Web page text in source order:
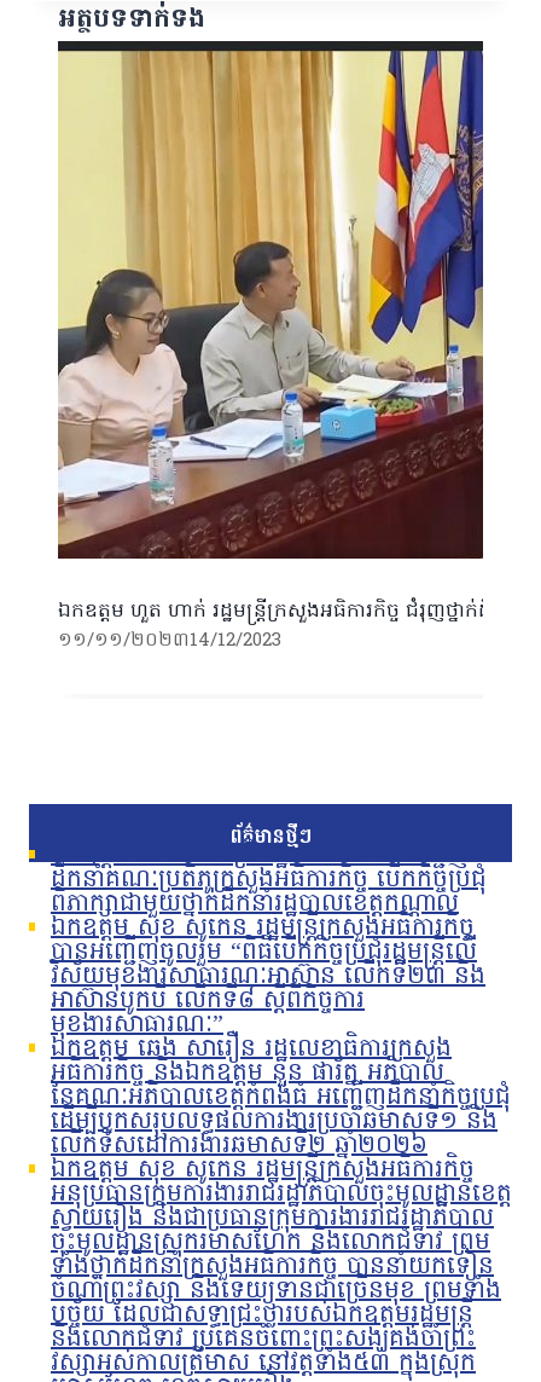
អត្ថបទទាក់ទង
ឯកឧត្តម ហួត ហាក់ រដ្ឋមន្ត្រីក្រសួងអធិការកិច្ច ជំរុញថ្នាក់ដឹកនាំ
១១/១១/២០២៣14/12/2023
ព័ត៌មានថ្មីៗ
ឯកឧត្តម ហេង លឹមទ្រី រដ្ឋលេខាធិការ អញ្ជើញ
ដឹកនាំគណៈប្រតិភូក្រសួងអធិការកិច្ច បើកកិច្ចប្រជុំ
ពិភាក្សាជាមួយថ្នាក់ដឹកនាំរដ្ឋបាលខេត្តកណ្តាល
ឯកឧត្តម សុខ សូកេន រដ្ឋមន្រ្តីក្រសួងអធិការកិច្ច
បានអញ្ជើញចូលរួម “ពិធីបើកកិច្ចប្រជុំរដ្ឋមន្ត្រីលើ
វិស័យមុខងារសាធារណៈអាស៊ាន លើកទី២៣ និង
អាស៊ានបូកបី លើកទី៨ ស្តីពីកិច្ចការ
មុខងារសាធារណៈ”
ឯកឧត្តម ឆេង សារឿន រដ្ឋលេខាធិការក្រសួង
អធិការកិច្ច និងឯកឧត្តម នួន ផារ័ត្ន អភិបាល
នៃគណៈអភិបាលខេត្តកំពង់ធំ អញ្ជើញដឹកនាំកិច្ចប្រជុំ
ដើម្បីបូកសរុបលទ្ធផលការងារប្រចាំឆមាសទី១ និង
លើកទិសដៅការងារឆមាសទី២ ឆ្នាំ២០២៦
ឯកឧត្តម សុខ សូកេន រដ្ឋមន្រ្តីក្រសួងអធិការកិច្ច
អនុប្រធានក្រុមការងាររាជរដ្ឋាភិបាលចុះមូលដ្ឋានខេត្ត
ស្វាយរៀង និងជាប្រធានក្រុមការងាររាជរដ្ឋាភិបាល
ចុះមូលដ្ឋានស្រុករមាសហែក និងលោកជំទាវ ព្រម
ទាំងថ្នាក់ដឹកនាំក្រសួងអធិការកិច្ច បាននាំយកទៀន
ចំណាំព្រះវស្សា និងទេយ្យទានជាច្រើនមុខ ព្រមទាំង
បច្ច័យ ដែលជាសទ្ធាជ្រះថ្លារបស់ឯកឧត្តមរដ្ឋមន្រ្តី
និងលោកជំទាវ ប្រគេនចំពោះព្រះសង្ឃគង់ចាំព្រះ
វស្សាអស់កាលត្រីមាស នៅវត្តទាំង៥៣ ក្នុងស្រុក